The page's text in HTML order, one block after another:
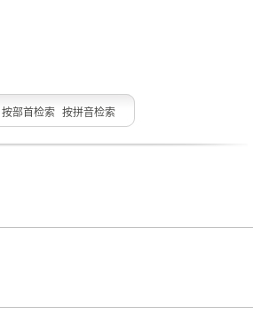
按部首检索 按拼音检索